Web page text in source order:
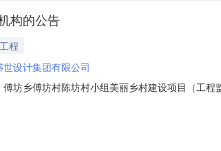
构的公告
工程
世设计集团有限公司
坊乡傅坊村陈坊村小组美丽乡村建设项目（工
间：5（个工作日）资质要求：需具备项目所